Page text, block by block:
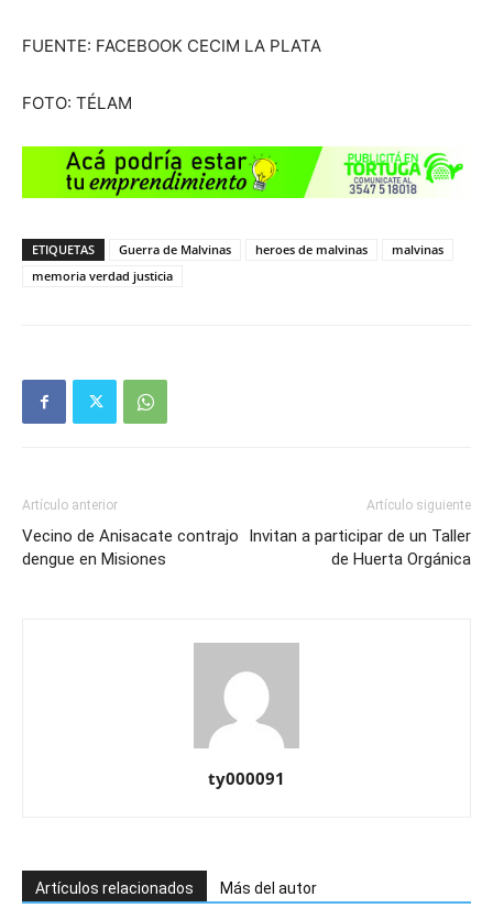
FUENTE: FACEBOOK CECIM LA PLATA
FOTO: TÉLAM
ETIQUETAS Guerra de Malvinas heroes de malvinas
malvinas
memoria verdad justicia
Artículo anterior
Vecino de Anisacate contrajo
dengue en Misiones
Artículo siguiente
Invitan a participar de un Taller
de Huerta Orgánica
ty000091
Artículos relacionados Más del autor